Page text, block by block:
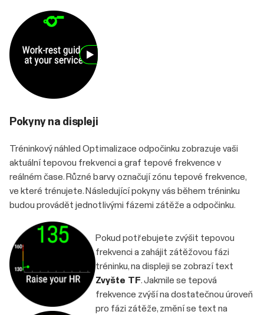
Pokyny na displeji
Tréninkový náhled Optimalizace odpočinku zobrazuje vaši
aktuální tepovou frekvenci a graf tepové frekvence v
reálném čase. Různé barvy označují zónu tepové frekvence,
ve které trénujete. Následující pokyny vás během tréninku
budou provádět jednotlivými fázemi zátěže a odpočinku.
Pokud potřebujete zvýšit tepovou
frekvenci a zahájit zátěžovou fázi
tréninku, na displeji se zobrazí text
Zvyšte TF. Jakmile se tepová
frekvence zvýší na dostatečnou úroveň
pro fázi zátěže, změní se text na